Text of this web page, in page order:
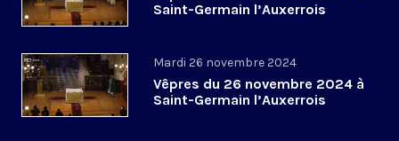
Saint-Germain l’Auxerrois
Mardi 26 novembre 2024
Vêpres du 26 novembre 2024 à
Saint-Germain l’Auxerrois